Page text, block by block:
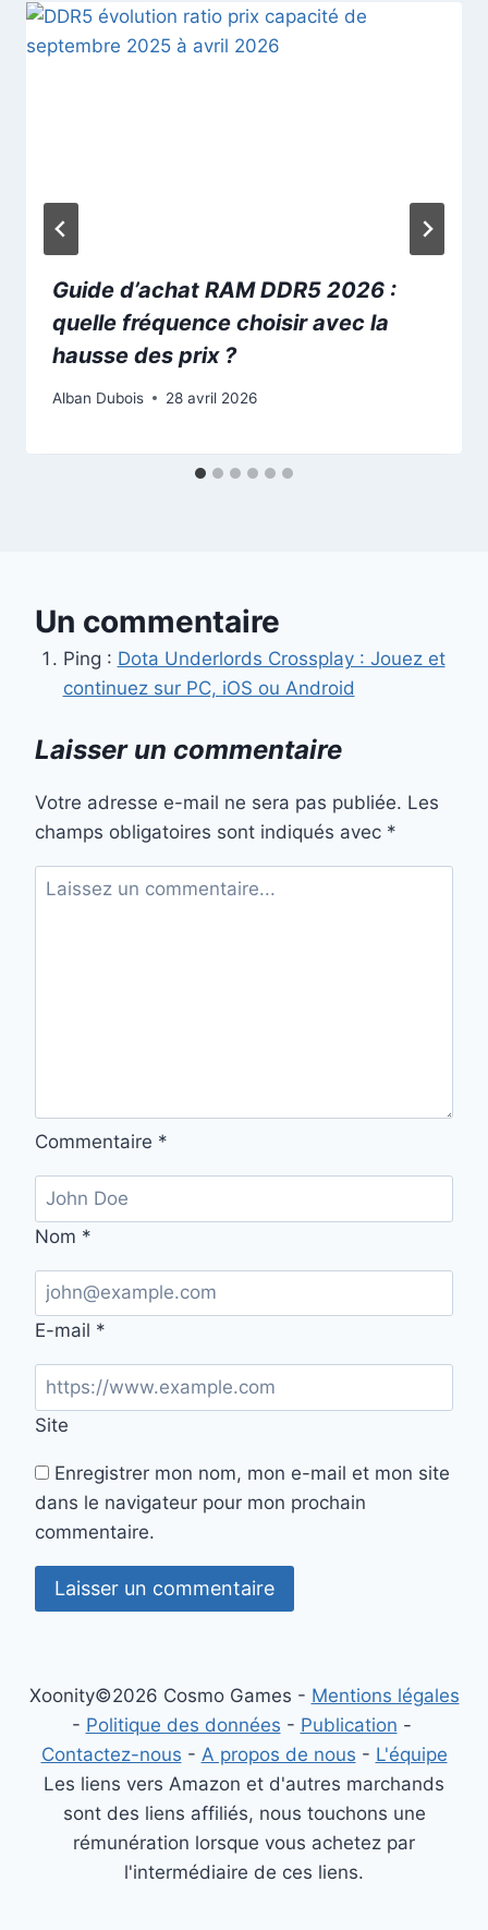
Guide d’achat RAM DDR5 2026 :
quelle fréquence choisir avec la
hausse des prix ?
Alban Dubois 28 avril 2026
Un commentaire
Ping : Dota Underlords Crossplay : Jouez et
continuez sur PC, iOS ou Android
Laisser un commentaire
Votre adresse e-mail ne sera pas publiée. Les
champs obligatoires sont indiqués avec *
Commentaire *
Nom *
E-mail *
Site
Enregistrer mon nom, mon e-mail et mon site
dans le navigateur pour mon prochain
commentaire.
Xoonity©2026 Cosmo Games - Mentions légales
- Politique des données - Publication -
Contactez-nous - A propos de nous - L'équipe
Les liens vers Amazon et d'autres marchands
sont des liens affiliés, nous touchons une
rémunération lorsque vous achetez par
l'intermédiaire de ces liens.